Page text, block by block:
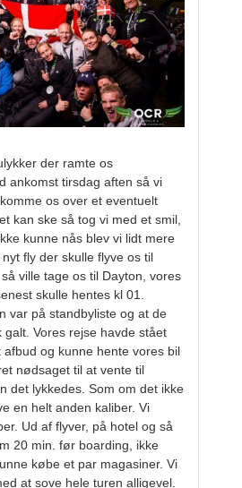
der ramte os
ankomst tirsdag aften så vi
os over et eventuelt
kan ske så tog vi med et smil,
kunne nås blev vi lidt mere
fly der skulle flyve os til
ville tage os til Dayton, vores
skulle hentes kl 01.
var på standbyliste og at de
Vores rejse havde stået
og kunne hente vores bil
nødsaget til at vente til
det lykkedes. Som om det ikke
en helt anden kaliber. Vi
Ud af flyver, på hotel og så
20 min. før boarding, ikke
købe et par magasiner. Vi
at sove hele turen alligevel.